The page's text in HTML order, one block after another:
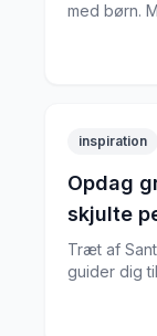
med børn.
inspiration
Opdag
skjulte
Træt af
guider dig
minder